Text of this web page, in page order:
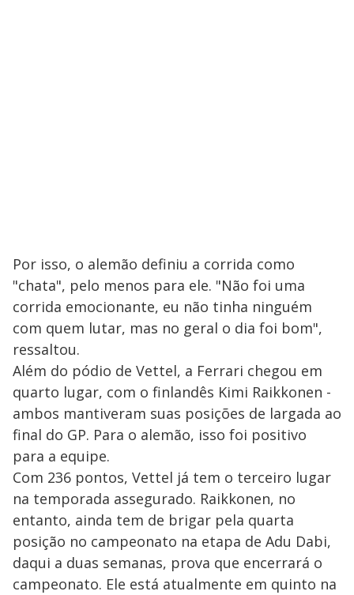
Por isso, o alemão definiu a corrida como
"chata", pelo menos para ele. "Não foi uma
corrida emocionante, eu não tinha ninguém
com quem lutar, mas no geral o dia foi bom",
ressaltou.
Além do pódio de Vettel, a Ferrari chegou em
quarto lugar, com o finlandês Kimi Raikkonen -
ambos mantiveram suas posições de largada ao
final do GP. Para o alemão, isso foi positivo
para a equipe.
Com 236 pontos, Vettel já tem o terceiro lugar
na temporada assegurado. Raikkonen, no
entanto, ainda tem de brigar pela quarta
posição no campeonato na etapa de Adu Dabi,
daqui a duas semanas, prova que encerrará o
campeonato. Ele está atualmente em quinto na